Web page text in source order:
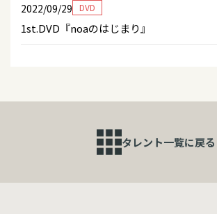
天然少女 vol.6『藍薔薇の三姉妹』に出演！
ミスマガジン2022 ベスト16
ETV特集「ある子ども」
2022/09/29 DVD
1st.DVD『noaのはじまり』
タレント一覧に戻る